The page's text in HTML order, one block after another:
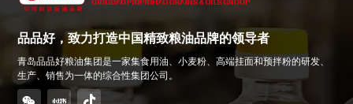
品品好，致力打造中国精致粮油品牌的领导者
青岛品品好粮油集团是一家集食用油、小麦粉、高端挂面和预拌粉的研发、
生产、销售为一体的综合性集团公司。